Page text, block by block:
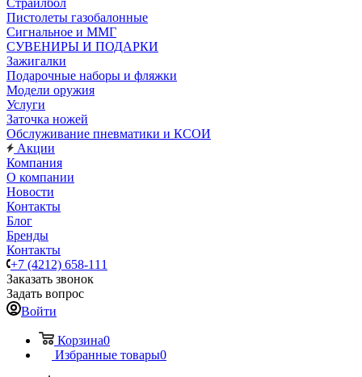
Страйлбол
Пистолеты газобалонные
Сигнальное и ММГ
СУВЕНИРЫ И ПОДАРКИ
Зажигалки
Подарочные наборы и фляжки
Модели оружия
Услуги
Заточка ножей
Обслуживание пневматики и КСОИ
Акции
Компания
О компании
Новости
Контакты
Блог
Бренды
Контакты
+7 (4212) 658-111
Заказать звонок
Задать вопрос
Войти
Корзина0
Избранные товары0